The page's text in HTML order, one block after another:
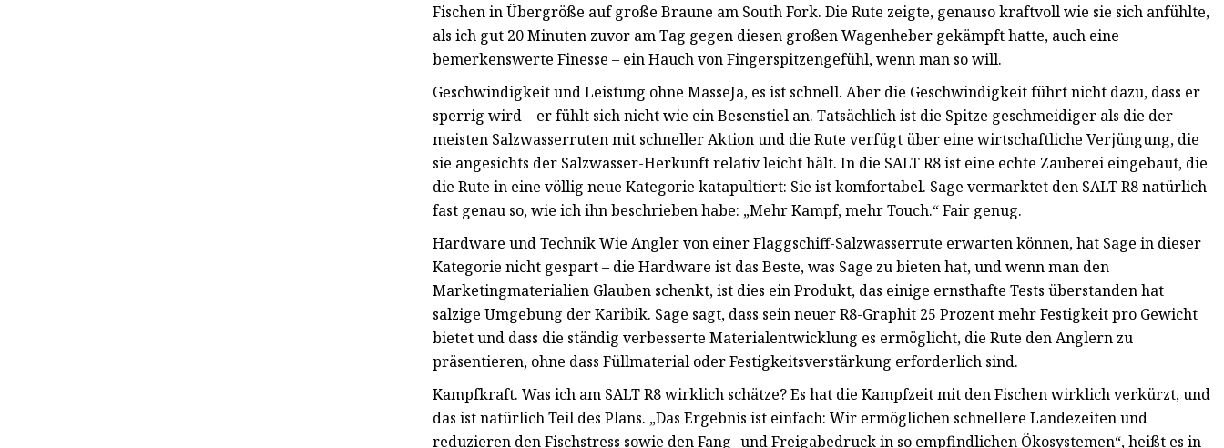
Fischen in Übergröße auf große Braune am South Fork. Die Rute zeigte, genauso kraftvoll wie sie sich anfühlte,
als ich gut 20 Minuten zuvor am Tag gegen diesen großen Wagenheber gekämpft hatte, auch eine
bemerkenswerte Finesse – ein Hauch von Fingerspitzengefühl, wenn man so will.
Geschwindigkeit und Leistung ohne MasseJa, es ist schnell. Aber die Geschwindigkeit führt nicht dazu, dass er
sperrig wird – er fühlt sich nicht wie ein Besenstiel an. Tatsächlich ist die Spitze geschmeidiger als die der
meisten Salzwasserruten mit schneller Aktion und die Rute verfügt über eine wirtschaftliche Verjüngung, die
sie angesichts der Salzwasser-Herkunft relativ leicht hält. In die SALT R8 ist eine echte Zauberei eingebaut, die
die Rute in eine völlig neue Kategorie katapultiert: Sie ist komfortabel. Sage vermarktet den SALT R8 natürlich
fast genau so, wie ich ihn beschrieben habe: „Mehr Kampf, mehr Touch.“ Fair genug.
Hardware und Technik Wie Angler von einer Flaggschiff-Salzwasserrute erwarten können, hat Sage in dieser
Kategorie nicht gespart – die Hardware ist das Beste, was Sage zu bieten hat, und wenn man den
Marketingmaterialien Glauben schenkt, ist dies ein Produkt, das einige ernsthafte Tests überstanden hat
salzige Umgebung der Karibik. Sage sagt, dass sein neuer R8-Graphit 25 Prozent mehr Festigkeit pro Gewicht
bietet und dass die ständig verbesserte Materialentwicklung es ermöglicht, die Rute den Anglern zu
präsentieren, ohne dass Füllmaterial oder Festigkeitsverstärkung erforderlich sind.
Kampfkraft. Was ich am SALT R8 wirklich schätze? Es hat die Kampfzeit mit den Fischen wirklich verkürzt, und
das ist natürlich Teil des Plans. „Das Ergebnis ist einfach: Wir ermöglichen schnellere Landezeiten und
reduzieren den Fischstress sowie den Fang- und Freigabedruck in so empfindlichen Ökosystemen“, heißt es in